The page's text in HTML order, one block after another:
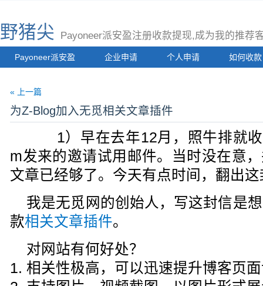
野猪尖 Payoneer派安盈注册收款提现,成为我的推荐
Payoneer派安盈 企业申请 个人申请 如何收款
« 上一篇
为Z-Blog加入无觅相关文章插件
1）早在去年12月，照牛排就收
m发来的邀请试用邮件。当时没在意
文章已经够了。今天有点时间，翻出
我是无觅网的创始人，写这封信是
款相关文章插件。
对网站有何好处？
1. 相关性极高，可以迅速提升博客页